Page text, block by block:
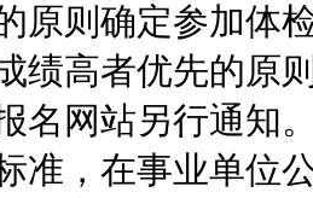
原则确定参加体
绩高者优先的原
名网站另行通知
准，在事业单位